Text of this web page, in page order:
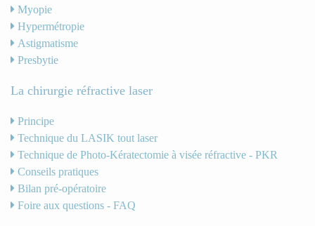
Myopie
Hypermétropie
Astigmatisme
Presbytie
La chirurgie réfractive laser
Principe
Technique du LASIK tout laser
Technique de Photo-Kératectomie à visée réfractive - PKR
Conseils pratiques
Bilan pré-opératoire
Foire aux questions - FAQ